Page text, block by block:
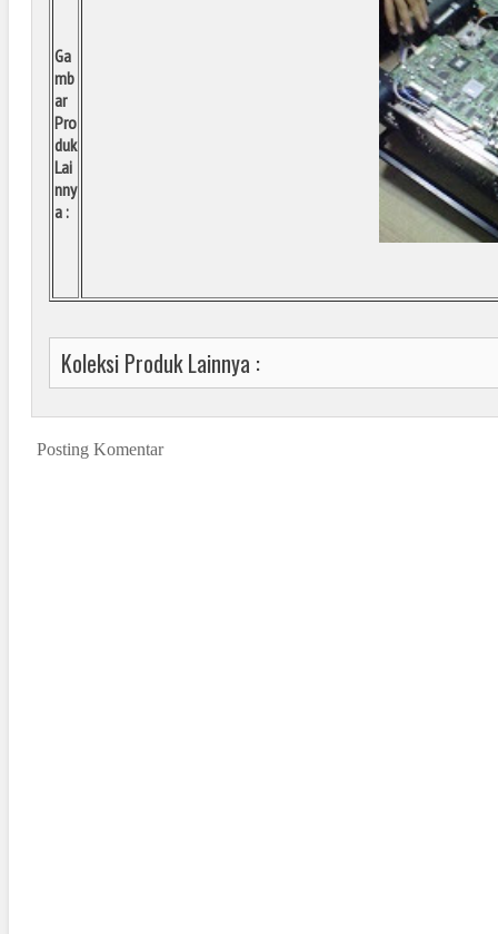
Ga
mb
ar
Pro
duk
Lai
nny
a :
Koleksi Produk Lainnya :
Posting Komentar